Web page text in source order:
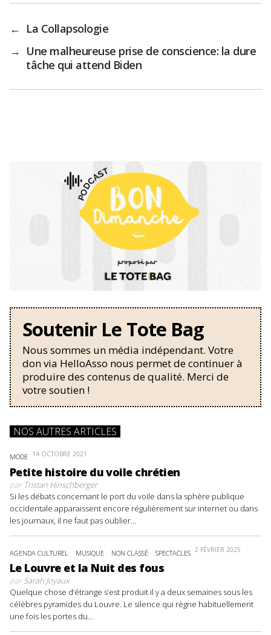
← La Collapsologie
→ Une malheureuse prise de conscience: la dure
tâche qui attend Biden
Soutenir Le Tote Bag
Nous sommes un média indépendant. Votre
don via HelloAsso nous permet de continuer à
produire des contenus de qualité. Merci de
votre soutien !
NOS AUTRES ARTICLES
MODE 14 OCTOBRE 2021
Petite histoire du voile chrétien
parTristan Hinschberger
Si les débats concernant le port du voile dans la sphère publique
occidentale apparaissent encore régulièrement sur internet ou dans
les journaux, il ne faut pas oublier...
AGENDA CULTUREL MUSIQUE NON CLASSÉ SPECTACLES 2 FÉVRIER 2025
Le Louvre et la Nuit des fous
parSarah Joyaux
Quelque chose d’étrange s’est produit il y a deux semaines sous les
célèbres pyramides du Louvre. Le silence qui règne habituellement
une fois les portes du...